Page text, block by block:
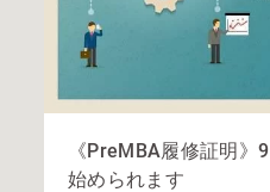
《PreMBA履修証明》
始められます